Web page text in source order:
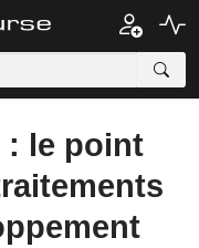
: le point